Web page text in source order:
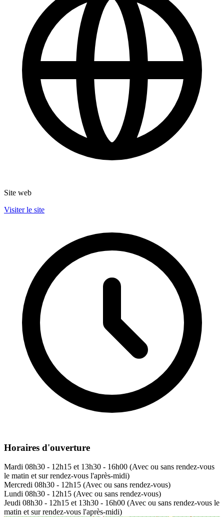
Site web
Visiter le site
Horaires d'ouverture
Mardi 08h30 - 12h15 et 13h30 - 16h00 (Avec ou sans rendez-vous
le matin et sur rendez-vous l'après-midi)
Mercredi 08h30 - 12h15 (Avec ou sans rendez-vous)
Lundi 08h30 - 12h15 (Avec ou sans rendez-vous)
Jeudi 08h30 - 12h15 et 13h30 - 16h00 (Avec ou sans rendez-vous le
matin et sur rendez-vous l'après-midi)